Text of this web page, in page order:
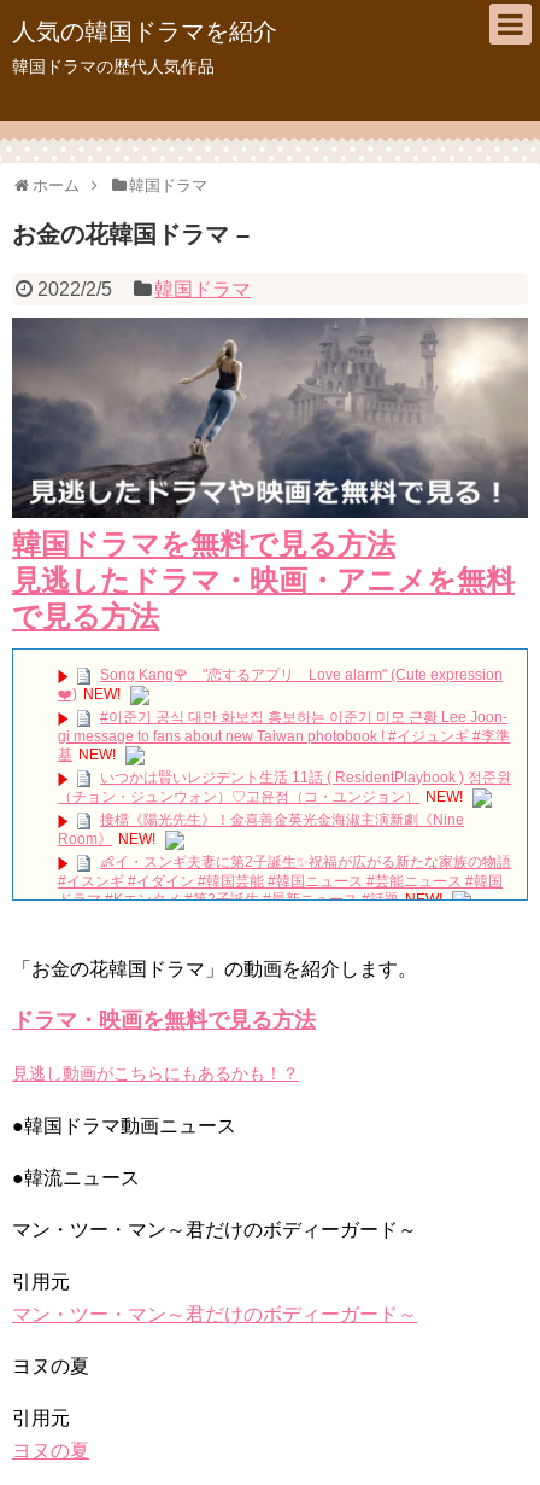
人気の韓国ドラマを紹介
韓国ドラマの歴代人気作品
ホーム 韓国ドラマ
お金の花韓国ドラマ –
2022/2/5 韓国ドラマ
韓国ドラマを無料で見る方法
見逃したドラマ・映画・アニメを無料
で見る方法
Song Kang🌹 "恋するアプリ Love alarm" (Cute expression
❤️) NEW!
#이준기 공식 대만 화보집 홍보하는 이준기 미모 근황 Lee Joon-
gi message to fans about new Taiwan photobook ! #イジュンギ #李準
基 NEW!
いつかは賢いレジデント生活 11話 ( ResidentPlaybook ) 정준원
（チョン・ジュンウォン）♡고윤정（コ・ユンジョン）
NEW!
接檔《陽光先生》！金喜善金英光金海淑主演新劇《Nine
Room》
NEW!
👶イ・スンギ夫妻に第2子誕生✨祝福が広がる新たな家族の物語
#イスンギ #イダイン #韓国芸能 #韓国ニュース #芸能ニュース #韓国
ドラマ #Kエンタメ #第2子誕生 #最新ニュース #話題 NEW!
【未公開ＮＧシーン💓】【後編】大爆笑「21世紀の大君夫人」
のメイキング💓#韓国ドラマ #iu #byeonwooseok #ビョンウソク #21
記者会見で愛の告白『子供ができました』U-NEXTで独占配信
Kang Hoon & Yoon Seo | Simplemente tú |
Subtitle NEW!
韓国ドラマ「小さな神の子供たち」1話あらすじカン・ジファン
さん出演
ダ）」の意味・使い方について
■韓国ドラマ『キング～Two Hearts』予告動画（日本語字幕）
Healing in Seoul Forest (서울숲)
「お金の花韓国ドラマ」の動画を紹介します。
ドラマ・映画を無料で見る方法
見逃し動画がこちらにもあるかも！？
●韓国ドラマ動画ニュース
●韓流ニュース
マン・ツー・マン～君だけのボディーガード～
引用元
マン・ツー・マン～君だけのボディーガード～
ヨヌの夏
引用元
ヨヌの夏